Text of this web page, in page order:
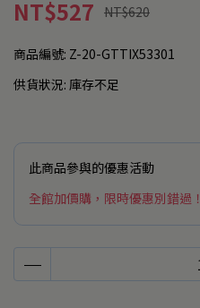
NT$527 NT$620
商品編號: Z-20-GTTIX53301
供貨狀況: 庫存不足
此商品參與的優惠活動
全館加價購，限時優惠別錯過！